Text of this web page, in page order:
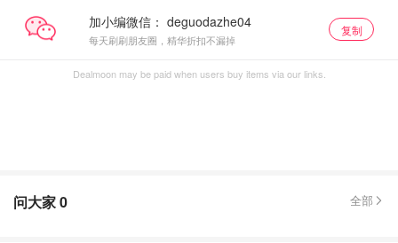
加小编微信：
每天刷刷朋友圈，精华折扣不漏掉
复制
Dealmoon may be paid when users buy items via our links.
问大家0 全部